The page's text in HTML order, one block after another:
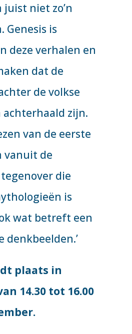
niet zo’n
Genesis is
deze verhalen en
dat de
de volkse
zijn.
van de eerste
vanuit de
die
is
wat betreft een
denkbeelden.’
plaats in
14.30 tot 16.00